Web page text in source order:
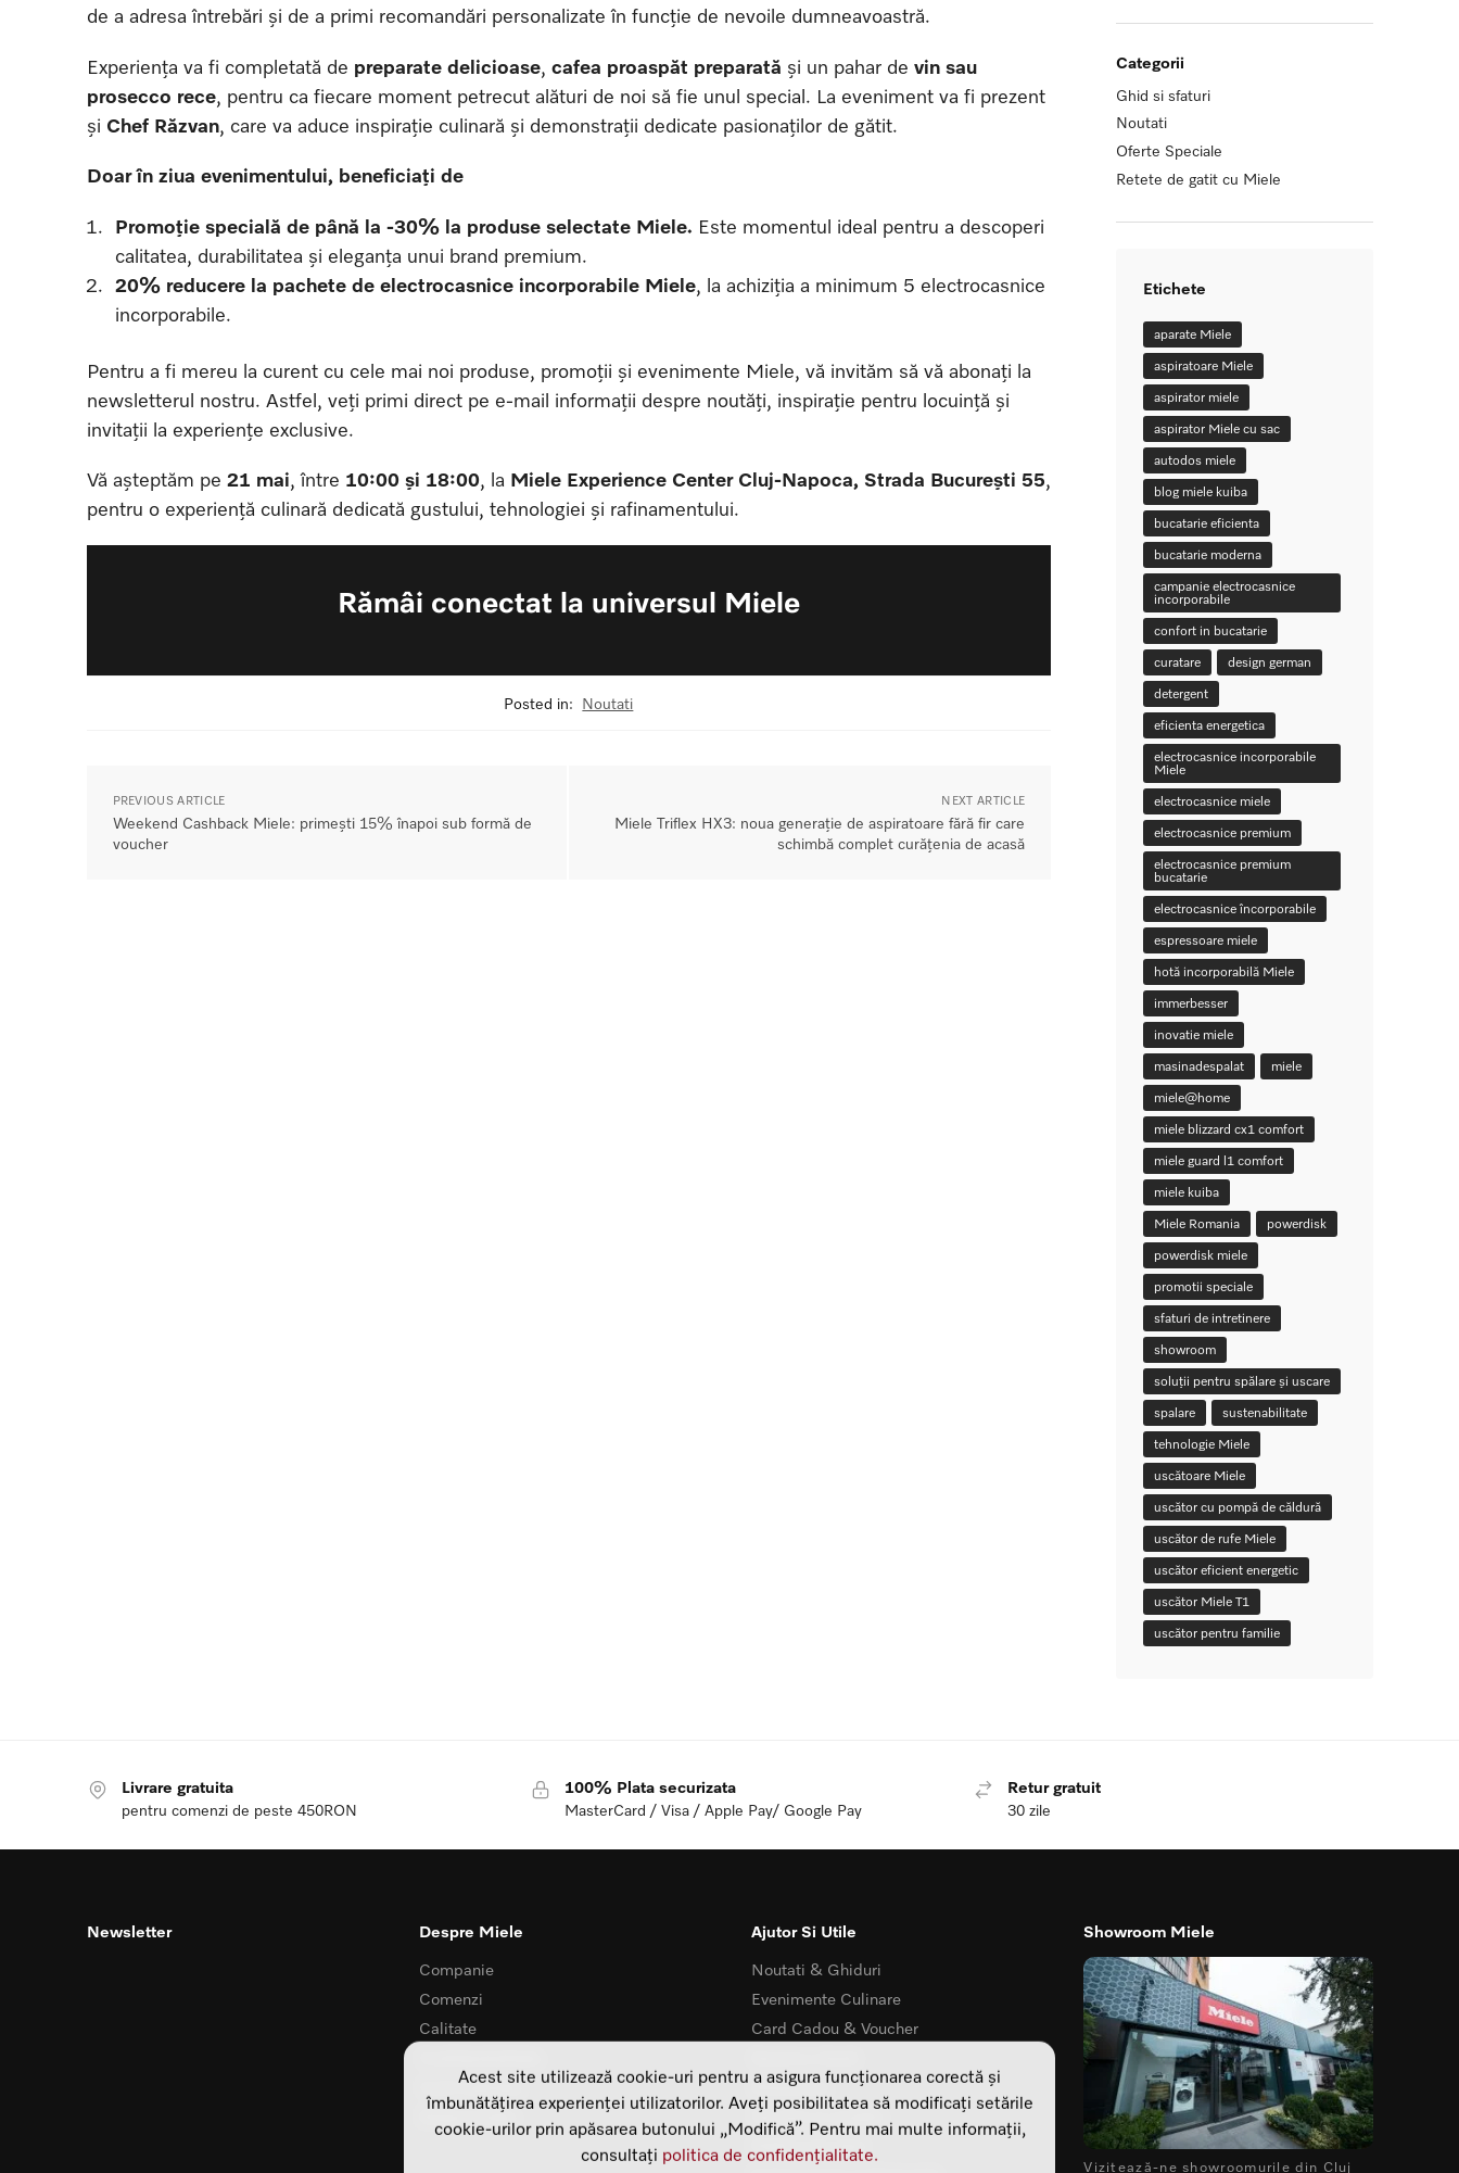
de a adresa întrebări și de a primi recomandări personalizate în funcție de nevoile dumneavoastră.
Experiența va fi completată de preparate delicioase, cafea proaspăt preparată și un pahar de vin sau
prosecco rece, pentru ca fiecare moment petrecut alături de noi să fie unul special. La eveniment va fi prezent
și Chef Răzvan, care va aduce inspirație culinară și demonstrații dedicate pasionaților de gătit.
Doar în ziua evenimentului, beneficiați de
Promoție specială de până la -30% la produse selectate Miele. Este momentul ideal pentru a descoperi
calitatea, durabilitatea și eleganța unui brand premium.
20% reducere la pachete de electrocasnice incorporabile Miele, la achiziția a minimum 5 electrocasnice
incorporabile.
Pentru a fi mereu la curent cu cele mai noi produse, promoții și evenimente Miele, vă invităm să vă abonați la
newsletterul nostru. Astfel, veți primi direct pe e-mail informații despre noutăți, inspirație pentru locuință și
invitații la experiențe exclusive.
Vă așteptăm pe 21 mai, între 10:00 și 18:00, la Miele Experience Center Cluj-Napoca, Strada București 55,
pentru o experiență culinară dedicată gustului, tehnologiei și rafinamentului.
Rămâi conectat la universul Miele
Posted in: Noutati
PREVIOUS ARTICLE
Weekend Cashback Miele: primești 15% înapoi sub formă de
voucher
NEXT ARTICLE
Miele Triflex HX3: noua generație de aspiratoare fără fir care
schimbă complet curățenia de acasă
Categorii
Ghid si sfaturi
Noutati
Oferte Speciale
Retete de gatit cu Miele
Etichete
aparate Miele
aspiratoare Miele
aspirator miele
aspirator Miele cu sac
autodos miele
blog miele kuiba
bucatarie eficienta
bucatarie moderna
campanie electrocasnice
incorporabile
confort in bucatarie
curatare
design german
detergent
eficienta energetica
electrocasnice incorporabile
Miele
electrocasnice miele
electrocasnice premium
electrocasnice premium
bucatarie
electrocasnice încorporabile
espressoare miele
hotă incorporabilă Miele
immerbesser
inovatie miele
masinadespalat
miele
miele@home
miele blizzard cx1 comfort
miele guard l1 comfort
miele kuiba
Miele Romania
powerdisk
powerdisk miele
promotii speciale
sfaturi de intretinere
showroom
soluții pentru spălare și uscare
spalare
sustenabilitate
tehnologie Miele
uscătoare Miele
uscător cu pompă de căldură
uscător de rufe Miele
uscător eficient energetic
uscător Miele T1
uscător pentru familie
Livrare gratuita
pentru comenzi de peste 450RON
100% Plata securizata
MasterCard / Visa / Apple Pay/ Google Pay
Retur gratuit
30 zile
Newsletter
Despre Miele
Companie
Comenzi
Calitate
Card myKuiba
Despre Kuiba
Ajutor Si Utile
Noutati & Ghiduri
Evenimente Culinare
Card Cadou & Voucher
Showroom
Termeni si conditii
Politica de retur
Showroom Miele
Vizitează-ne showroomurile din Cluj
Acest site utilizează cookie-uri pentru a asigura funcționarea corectă și
îmbunătățirea experienței utilizatorilor. Aveți posibilitatea să modificați setările
cookie-urilor prin apăsarea butonului „Modifică”. Pentru mai multe informații,
consultați politica de confidențialitate.